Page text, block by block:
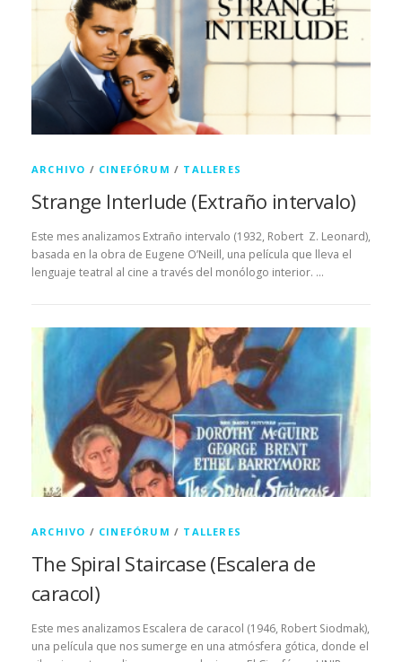
ARCHIVO / CINEFÓRUM / TALLERES
Strange Interlude (Extraño intervalo)
Este mes analizamos Extraño intervalo (1932, Robert Z. Leonard),
basada en la obra de Eugene O’Neill, una película que lleva el
lenguaje teatral al cine a través del monólogo interior. …
ARCHIVO / CINEFÓRUM / TALLERES
The Spiral Staircase (Escalera de
caracol)
Este mes analizamos Escalera de caracol (1946, Robert Siodmak),
una película que nos sumerge en una atmósfera gótica, donde el